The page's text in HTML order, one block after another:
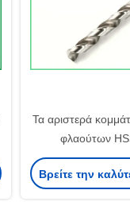
Τα αριστερά
φλαούτων
λευκό μετάλλων
ευθεία κνήμη
Βρείτε την